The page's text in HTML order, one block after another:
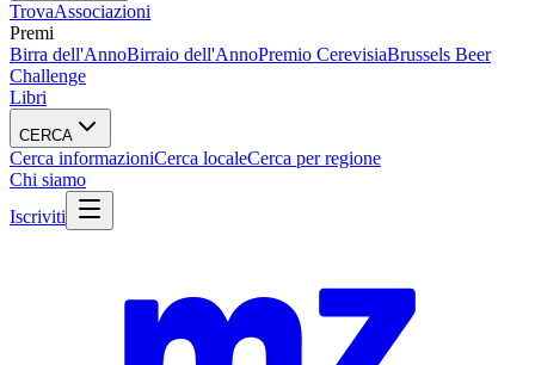
TrovaAssociazioni
Premi
Birra dell'AnnoBirraio dell'AnnoPremio CerevisiaBrussels Beer
Challenge
Libri
CERCA
Cerca informazioniCerca localeCerca per regione
Chi siamo
Iscriviti